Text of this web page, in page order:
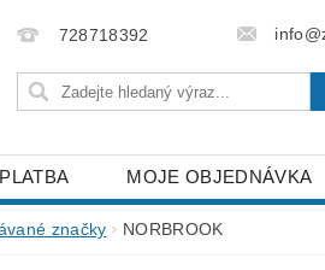
728718392
MOJE OBJEDNÁVKA
značky NORBROOK